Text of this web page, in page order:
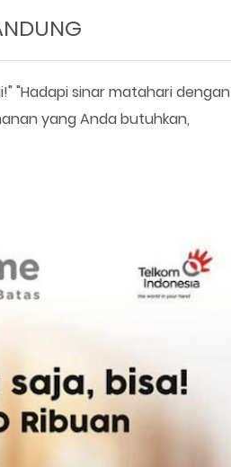
"Hadapi sinar matahari dengan
yang Anda butuhkan,